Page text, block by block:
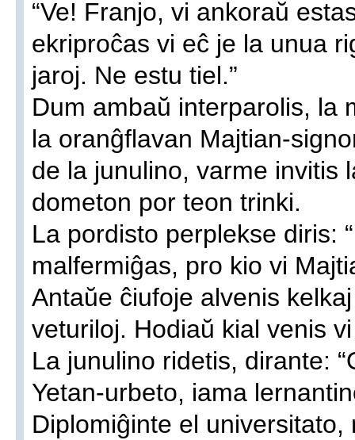
“Ve! Franjo, vi ankoraŭ
ekriproĉas vi eĉ je la unua
jaroj. Ne estu tiel.”
Dum ambaŭ interparolis, la
la oranĝflavan Majtian-
de la junulino, varme invitis
dometon por teon trinki.
La pordisto perplekse diris:
malfermiĝas, pro kio vi
Antaŭe ĉiufoje alvenis
veturiloj. Hodiaŭ kial venis vi
La junulino ridetis, dirante:
Yetan-urbeto, iama
Diplomiĝinte el